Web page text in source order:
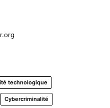
technologique
Cybercriminalité